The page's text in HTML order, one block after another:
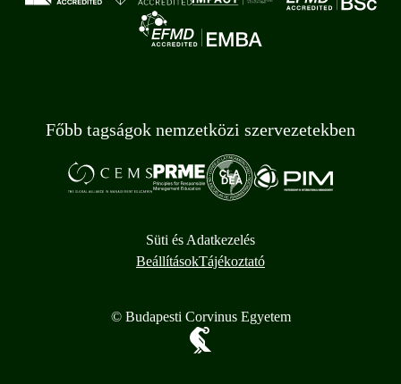
Főbb tagságok nemzetközi szervezetekben
Süti és Adatkezelés
BeállításokTájékoztató
© Budapesti Corvinus Egyetem